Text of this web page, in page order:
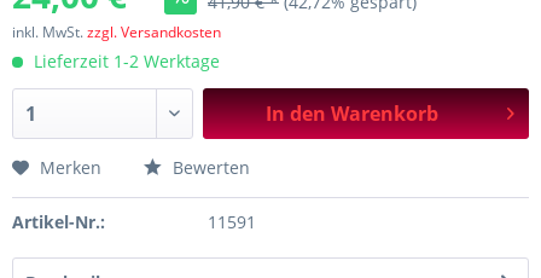
inkl. MwSt.zzgl. Versandkosten
Lieferzeit 1-2 Werktage
In denWarenkorb
Merken Bewerten
Artikel-Nr.: 11591